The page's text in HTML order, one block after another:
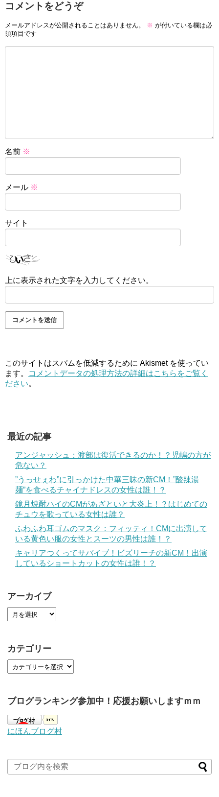
コメントをどうぞ
メールアドレスが公開されることはありません。 ※ が付いている欄は必
須項目です
名前 ※
メール ※
サイト
上に表示された文字を入力してください。
このサイトはスパムを低減するために Akismet を使ってい
ます。
コメントデータの処理方法の詳細はこちらをご覧く
ださい。
最近の記事
アンジャッシュ：渡部は復活できるのか！？児嶋の方が
危ない？
”うっせぇわ”に引っかけた中華三昧の新CM！”酸辣湯
麺”を食べるチャイナドレスの女性は誰！？
鏡月焼酎ハイのCMがあざといと大炎上！？はじめての
チュウを歌っている女性は誰？
ふわふわ耳ゴムのマスク：フィッティ！CMに出演して
いる黄色い服の女性とスーツの男性は誰！？
キャリアつくってサバイブ！ビズリーチの新CM！出演
しているショートカットの女性は誰！？
アーカイブ
カテゴリー
ブログランキング参加中！応援お願いしますｍｍ
にほんブログ村